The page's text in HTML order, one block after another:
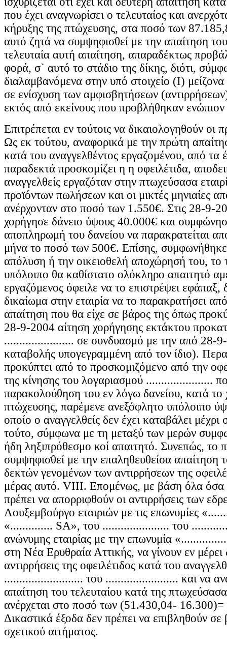
που έχει αναγνωρίσει ο τελευταίος και
κήρυξης της πτώχευσης, στα ποσό των
αυτό ζητά να συμψηφισθεί με την απαίτηση
τελευταία αυτή απαίτηση, απαραδέκτως
φορά, σ` αυτό το στάδιο της δίκης, διότι,
διαλαμβανόμενα στην υπό στοιχείο (Ι)
σε ενίσχυση των αμφισβητήσεων
εκτός από εκείνους που προβλήθηκαν ενώπιον
Επιτρέπεται εν τούτοις να δικαιολογηθούν οι
Ως εκ τούτου, αναφορικά με την πρώτη
κατά του αναγγελθέντος εργαζομένου, από τα
παραδεκτά προσκομίζει η η οφειλέτιδα,
αναγγελθείς εργαζόταν στην πτωχεύσασα
προϊόντων πωλήσεων και οι μικτές μηνιαίες
ανέρχονταν στο ποσό των 1.550€. Στις 28-9-
χορήγησε δάνειο ύψους 40.000€ και
αποπληρωμή του δανείου να παρακρατείται
μήνα το ποσό των 500€. Επίσης, συμφωνήθηκε
απόλυση ή την οικειοθελή αποχώρησή του, το
υπόλοιπο θα καθίστατο ολόκληρο απαιτητό
εργαζόμενος όφειλε να το επιστρέψει εφάπαξ,
δικαίωμα στην εταιρία να το παρακρατήσει
απαίτηση που θα είχε σε βάρος της όπως
28-9-2004 αίτηση χορήγησης εκτάκτου
....................... σε συνδυασμό με την από 28-
καταβολής υπογεγραμμένη από τον ίδιο).
προκύπτει από το προσκομιζόμενο από την
της κίνησης του λογαριασμού ......................
παρακολούθηση του εν λόγω δανείου, κατά το
πτώχευσης, παρέμενε ανεξόφλητο υπόλοιπο
οποίο ο αναγγελθείς δεν έχει καταβάλει μέχρι
τούτο, σύμφωνα με τη μεταξύ των μερών
ήδη ληξιπρόθεσμο κοί απαιτητό. Συνεπώς, το
συμψηφισθεί με την επαληθευθείσα απαίτηση
δεκτών γενομένων των αντιρρήσεων της
μέρας αυτό. VΙΙΙ. Επομένως, με βάση όλα
πρέπει να απορριφθούν οι αντιρρήσεις των
Λουξεμβούργο εταιριών με τις επωνυμίες
«.............. SA», του ...................... του
ανώνυμης εταιρίας με την επωνυμία
στη Νέα Ερυθραία Αττικής, να γίνουν εν μέρει
αντιρρήσεις της οφειλέτιδος κατά του
.......................... του ........................ και να
απαίτηση του τελευταίου κατά της
ανέρχεται στο ποσό των (51.430,04-
Δικαστικά έξοδα δεν πρέπει να επιβληθούν σε
σχετικού αιτήματος.